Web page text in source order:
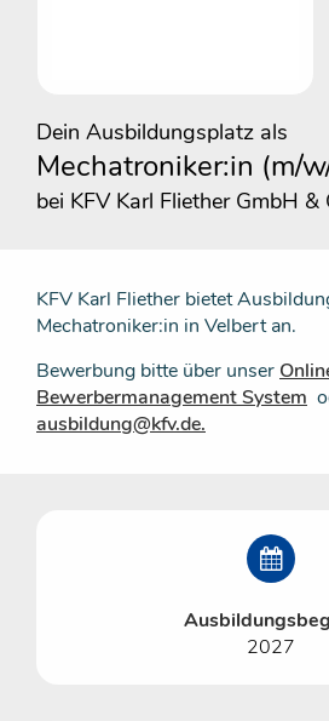
Dein Ausbildungsplatz als
Mechatroniker:in (m/
bei KFV Karl Fliether GmbH &
KFV Karl Fliether bietet
Mechatroniker:in in Velbert an.
Bewerbung bitte über unser
Bewerbermanagement System
ausbildung@kfv.de.
2027